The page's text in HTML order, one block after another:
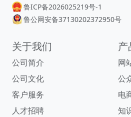
鲁ICP备2026025219号-1
鲁公网安备37130202372950号
关于我们
公司简介
公司文化
客户服务
人才招聘
产
网
公
电
知